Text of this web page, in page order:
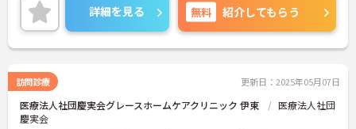
詳細を見る 無料 紹介してもらう
訪問診療 更新日：2025年05月07日
医療法人社団慶実会グレースホームケアクリニック 伊東
医療法人社団
慶実会